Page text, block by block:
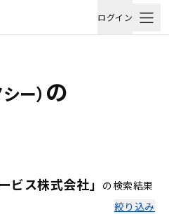
ログイン
ー） の
ビス株式会社」 の検索結果
絞り込み